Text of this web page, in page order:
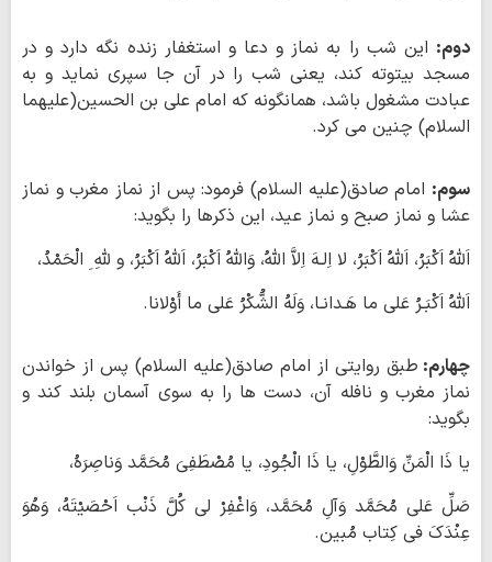
دوم: این شب را به نماز و دعا و استغفار زنده نگه دارد و در
مسجد بیتوته کند، یعنی شب را در آن جا سپری نماید و به
عبادت مشغول باشد، همانگونه که امام علی بن الحسین(علیهما
السلام) چنین می کرد.
سوم: امام صادق(علیه السلام) فرمود: پس از نماز مغرب و نماز
عشا و نماز صبح و نماز عید، این ذکرها را بگوید:
اَللهُ اَکْبَرُ، اَللهُ اَکْبَرُ، لا اِلـهَ اِلاَّ اللهُ، وَاللهُ اَکْبَرُ، اَللهُ اَکْبَرُ، و للهِ ِ الْحَمْدُ،
اَللهُ اَکْبَـرُ عَلی ما هَـدانـا، وَلَهُ الشُّکْرُ عَلی ما أَوْلانا.
چهارم: طبق روایتی از امام صادق(علیه السلام) پس از خواندن
نماز مغرب و نافله آن، دست ها را به سوی آسمان بلند کند و
بگوید:
یا ذَا الْمَنِّ وَالطَّوْلِ، یا ذَا الْجُودِ، یا مُصْطَفِیَ مُحَمَّد وَناصِرَهُ،
صَلِّ عَلی مُحَمَّد وَآلِ مُحَمَّد، وَاغْفِرْ لی کُلَّ ذَنْب اَحْصَیْتَهُ، وَهُوَ
عِنْدَکَ فی کِتاب مُبین.